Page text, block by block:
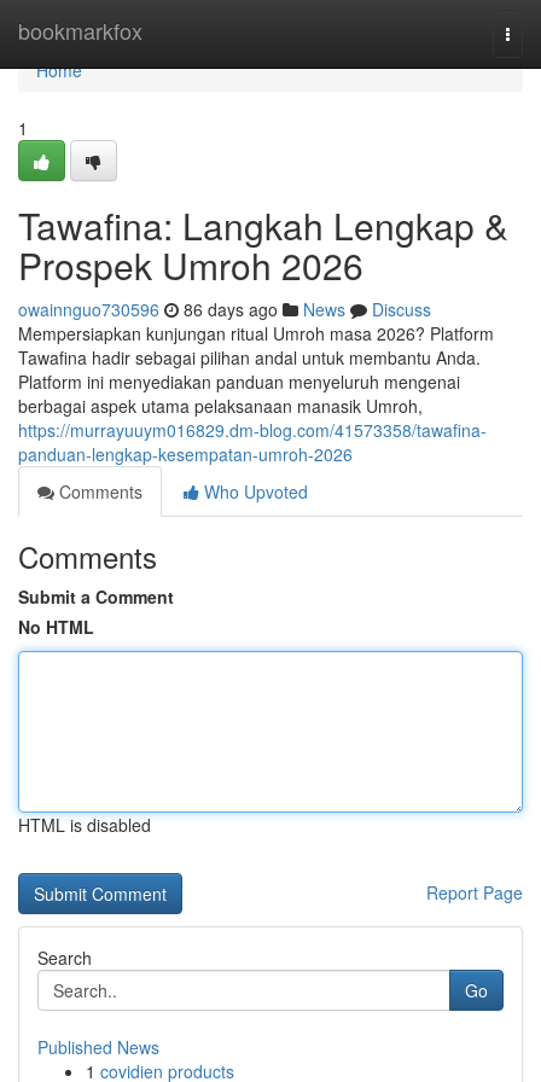
bookmarkfox
Home
Home
1
Tawafina: Langkah Lengkap &
Prospek Umroh 2026
owainnguo730596 86 days ago News
Discuss
Mempersiapkan kunjungan ritual Umroh masa 2026? Platform
Tawafina hadir sebagai pilihan andal untuk membantu Anda.
Platform ini menyediakan panduan menyeluruh mengenai
berbagai aspek utama pelaksanaan manasik Umroh,
https://murrayuuym016829.dm-blog.com/41573358/tawafina-
panduan-lengkap-kesempatan-umroh-2026
Comments
Who Upvoted
Comments
Submit a Comment
No HTML
HTML is disabled
Report Page
Search
Go
Published News
1 covidien products